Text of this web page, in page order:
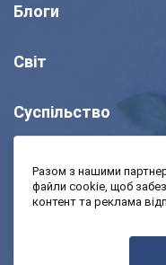
Блоги
Світ
Суспільство
Моя школа
Разом з нашими
файли cookie, щоб
контент та реклама